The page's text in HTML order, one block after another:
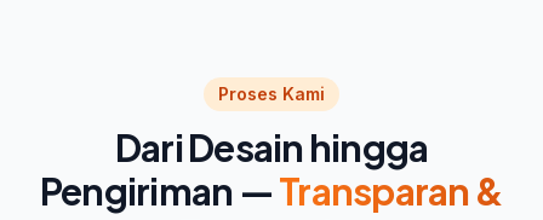
Proses Kami
Dari Desain hingga
Pengiriman —Transparan &